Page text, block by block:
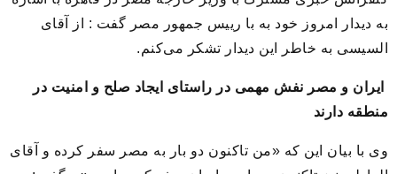
به دیدار امروز خود به با رییس جمهور مصر گفت : از آقای
السیسی به خاطر این دیدار تشکر می‌کنم.
ایران و مصر نفش مهمی در راستای ایجاد صلح و امنیت در
منطقه دارند
وی با بیان این که «من تاکنون دو بار به مصر سفر کرده و آقای